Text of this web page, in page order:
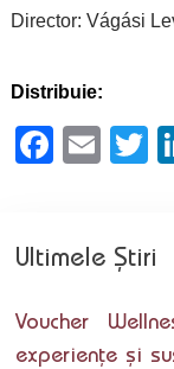
Director: Vágási
Distribuie:
Ultimele Știri
Voucher
experiențe și